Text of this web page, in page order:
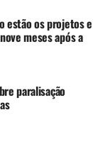
estão os projetos e
meses após a
paralisação